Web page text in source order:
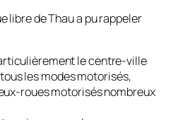
libre de Thau a pu rappeler
le centre-ville
les modes motorisés,
roues motorisés nombreux